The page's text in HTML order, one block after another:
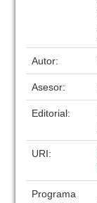
Autor:
Asesor:
Editorial:
URI:
Programa